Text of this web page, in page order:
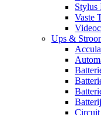
Stylus
Vaste
Ups &
Circuit